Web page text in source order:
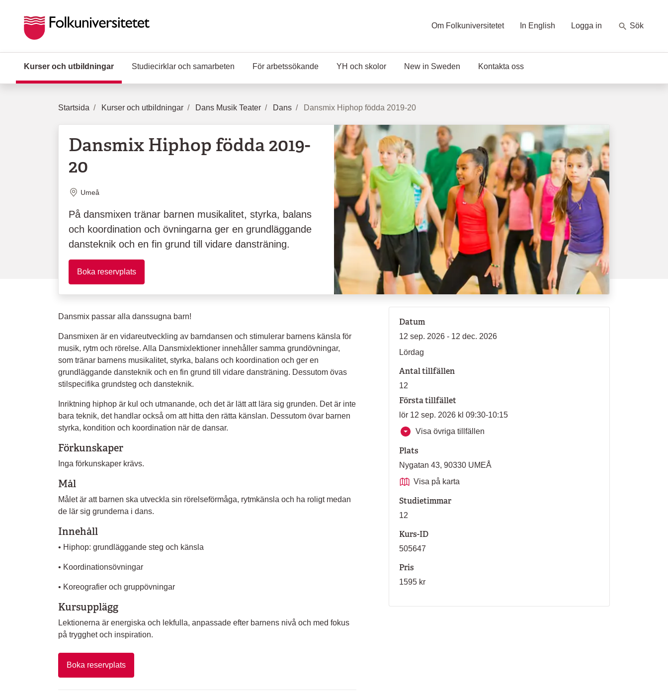
Om Folkuniversitetet In English Logga in Sök
Kurser och utbildningar (Aktuell sida)
Studiecirklar och samarbeten För arbetssökande YH och skolor New in Sweden Kontakta oss
Startsida Kurser och utbildningar Dans Musik Teater Dans Dansmix Hiphop födda 2019-20
Dansmix Hiphop födda 2019-
20
Plats
Umeå
På dansmixen tränar barnen musikalitet, styrka, balans
och koordination och övningarna ger en grundläggande
dansteknik och en fin grund till vidare dansträning.
Boka reservplats
Dansmix passar alla danssugna barn!
Dansmixen är en vidareutveckling av barndansen och stimulerar barnens känsla för
musik, rytm och rörelse. Alla Dansmixlektioner innehåller samma grundövningar,
som tränar barnens musikalitet, styrka, balans och koordination och ger en
grundläggande dansteknik och en fin grund till vidare dansträning. Dessutom övas
stilspecifika grundsteg och dansteknik.
Inriktning hiphop är kul och utmanande, och det är lätt att lära sig grunden. Det är inte
bara teknik, det handlar också om att hitta den rätta känslan. Dessutom övar barnen
styrka, kondition och koordination när de dansar.
Förkunskaper
Inga förkunskaper krävs.
Mål
Målet är att barnen ska utveckla sin rörelseförmåga, rytmkänsla och ha roligt medan
de lär sig grunderna i dans.
Innehåll
• Hiphop: grundläggande steg och känsla
• Koordinationsövningar
• Koreografier och gruppövningar
Kursupplägg
Lektionerna är energiska och lekfulla, anpassade efter barnens nivå och med fokus
på trygghet och inspiration.
Boka reservplats
Datum
12 sep. 2026 - 12 dec. 2026
Lördag
Antal tillfällen
12
Första tillfället
lör 12 sep. 2026 kl 09:30-10:15
Visa övriga tillfällen
Plats
Nygatan 43, 90330 UMEÅ
Visa på karta
Studietimmar
12
Kurs-ID
505647
Pris
1595 kr